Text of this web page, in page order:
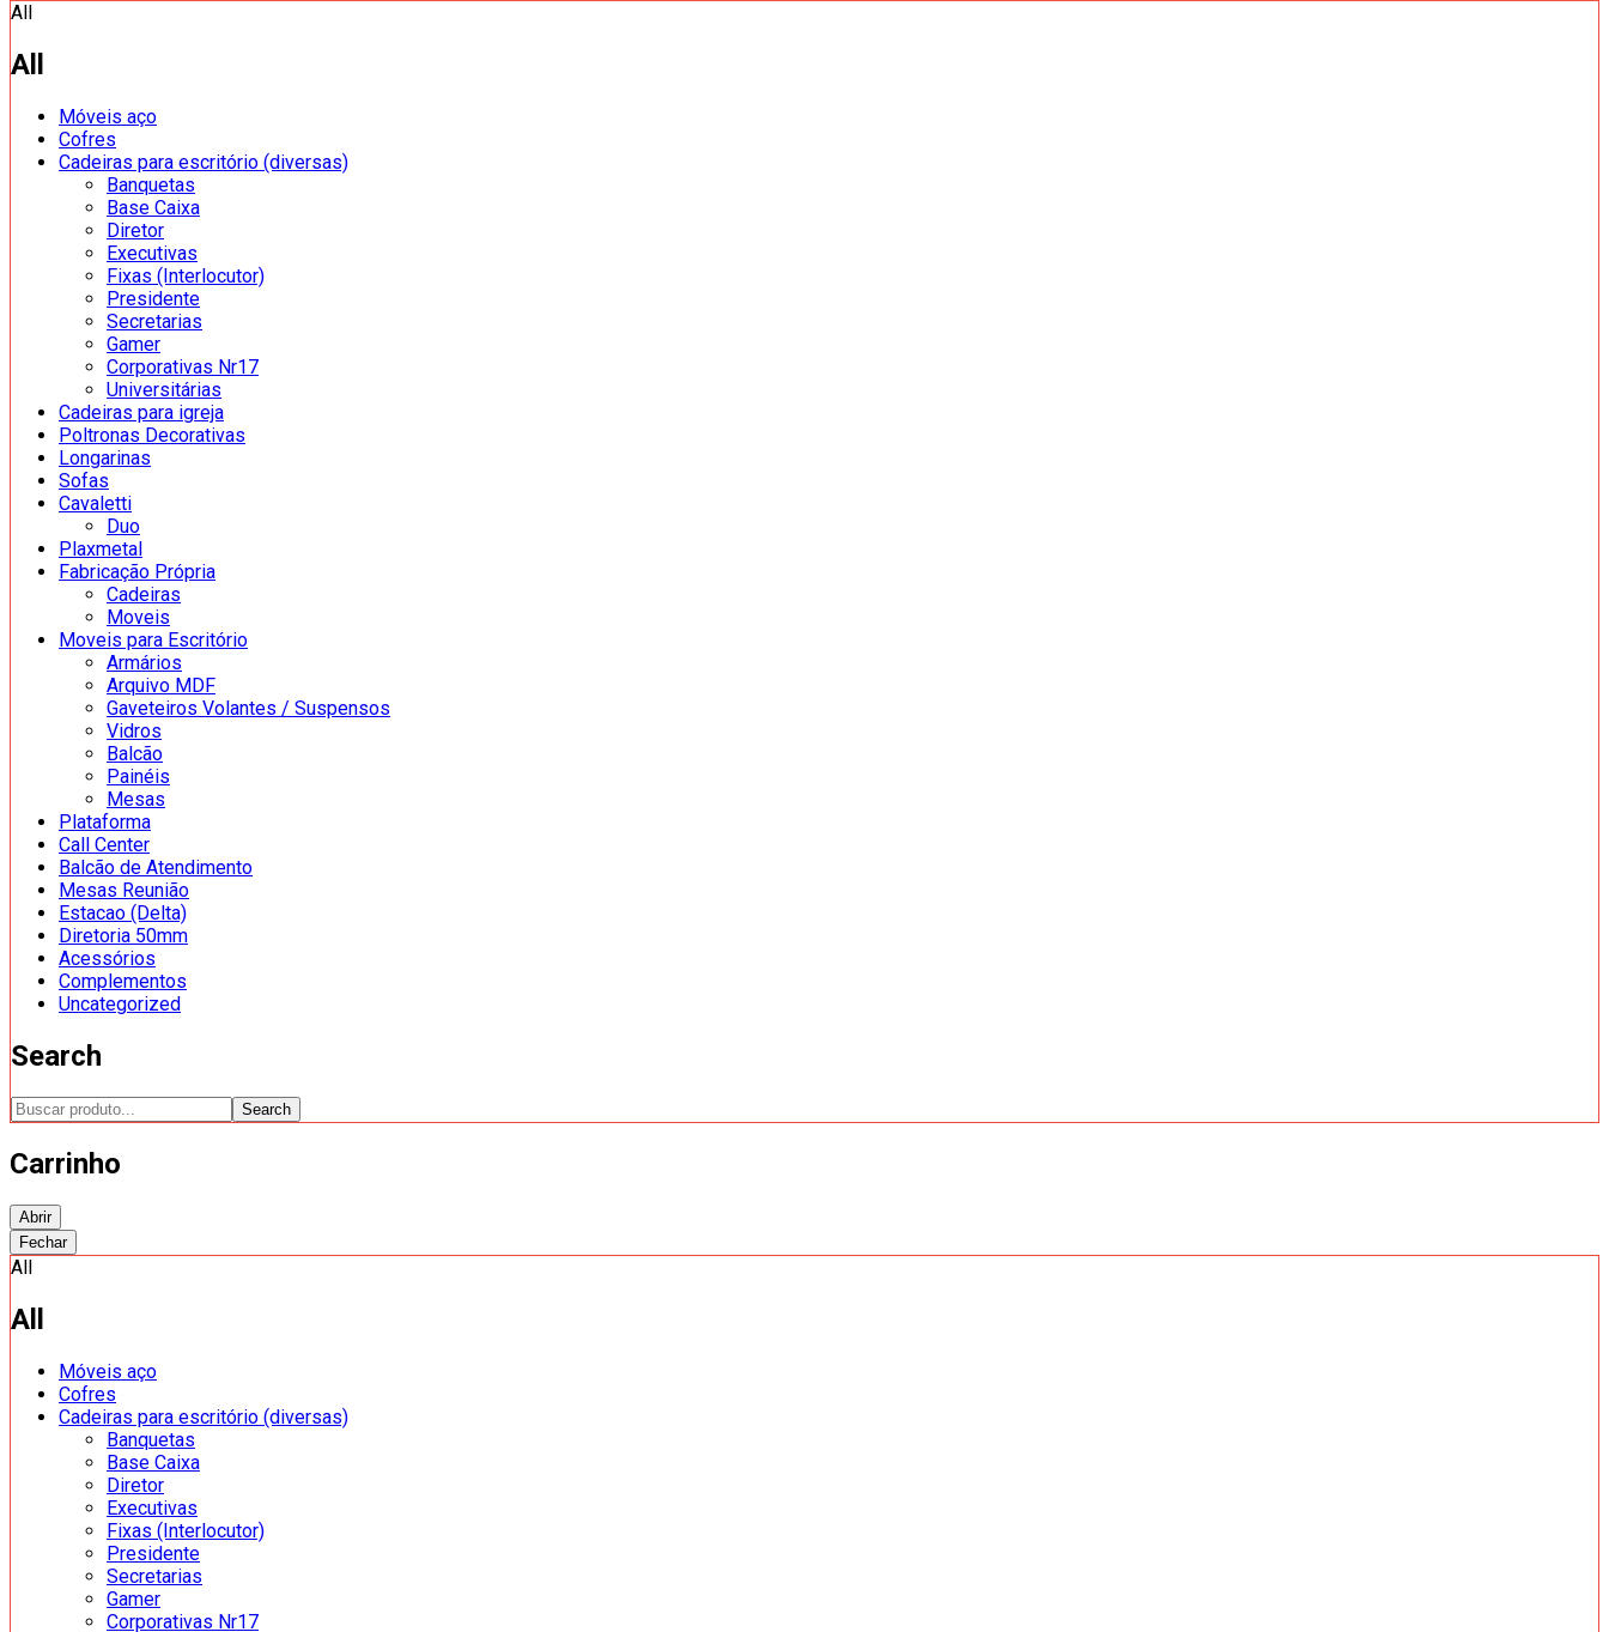
All
All
Móveis aço
Cofres
Cadeiras para escritório (diversas)
Banquetas
Base Caixa
Diretor
Executivas
Fixas (Interlocutor)
Presidente
Secretarias
Gamer
Corporativas Nr17
Universitárias
Cadeiras para igreja
Poltronas Decorativas
Longarinas
Sofas
Cavaletti
Duo
Plaxmetal
Fabricação Própria
Cadeiras
Moveis
Moveis para Escritório
Armários
Arquivo MDF
Gaveteiros Volantes / Suspensos
Vidros
Balcão
Painéis
Mesas
Plataforma
Call Center
Balcão de Atendimento
Mesas Reunião
Estacao (Delta)
Diretoria 50mm
Acessórios
Complementos
Uncategorized
Search
Search
Carrinho
Abrir
Fechar
All
All
Móveis aço
Cofres
Cadeiras para escritório (diversas)
Banquetas
Base Caixa
Diretor
Executivas
Fixas (Interlocutor)
Presidente
Secretarias
Gamer
Corporativas Nr17